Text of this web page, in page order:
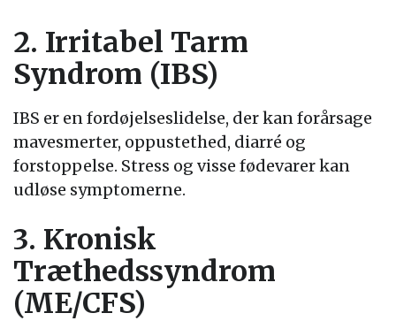
2. Irritabel Tarm
Syndrom (IBS)
IBS er en fordøjelseslidelse, der kan forårsage
mavesmerter, oppustethed, diarré og
forstoppelse. Stress og visse fødevarer kan
udløse symptomerne.
3. Kronisk
Træthedssyndrom
(ME/CFS)